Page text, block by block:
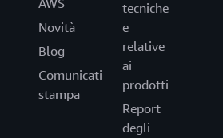
AWS
Novità
Blog
Comunicati
stampa
tecniche
e
relative
ai
prodotti
Report
degli